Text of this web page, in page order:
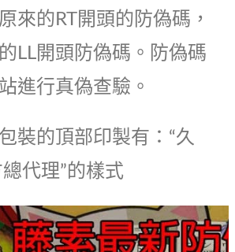
來的RT開頭的防偽碼，
LL開頭防偽碼。防偽碼
進行真偽查驗。
裝的頂部印製有：“久
代理”的樣式